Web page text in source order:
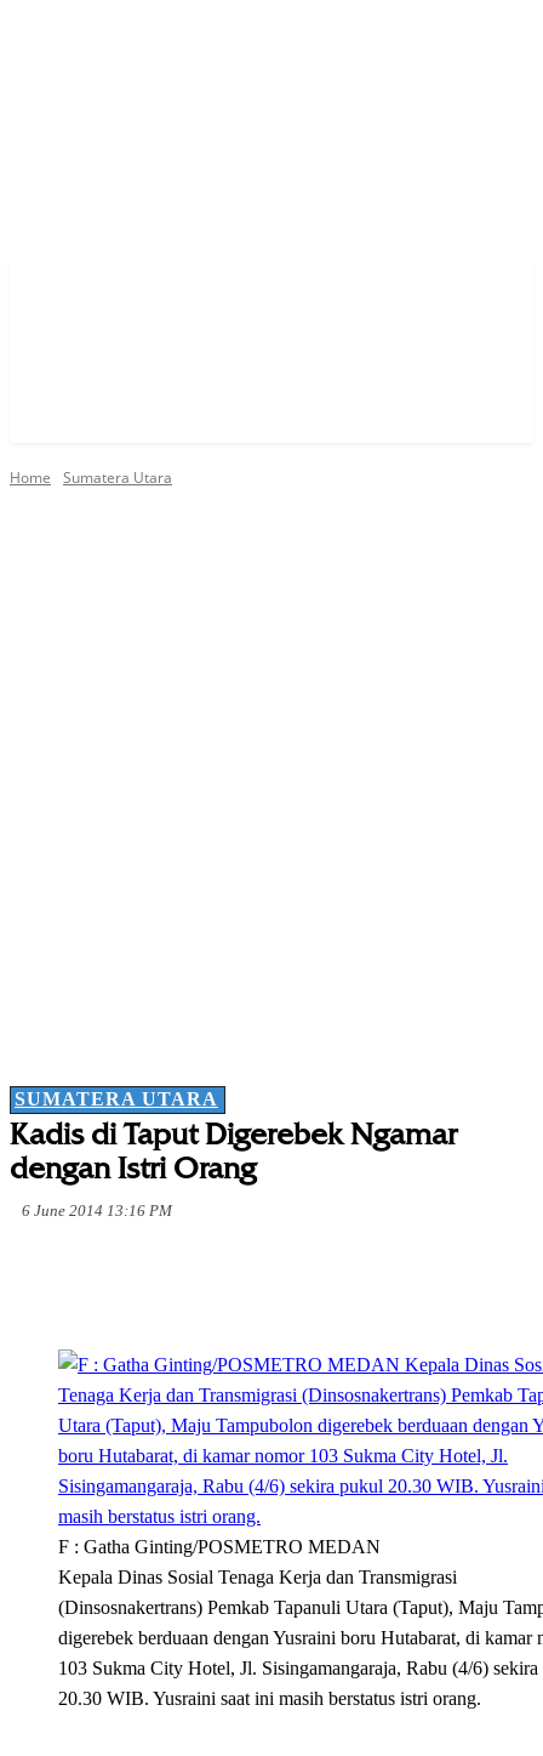
Home Sumatera Utara
SUMATERA UTARA
Kadis di Taput Digerebek Ngamar
dengan Istri Orang
6 June 2014 13:16 PM
F : Gatha Ginting/POSMETRO MEDAN
Kepala Dinas Sosial Tenaga Kerja dan Transmigrasi
(Dinsosnakertrans) Pemkab Tapanuli Utara (Taput), Maju
digerebek berduaan dengan Yusraini boru Hutabarat, di kamar
103 Sukma City Hotel, Jl. Sisingamangaraja, Rabu (4/6)
20.30 WIB. Yusraini saat ini masih berstatus istri orang.